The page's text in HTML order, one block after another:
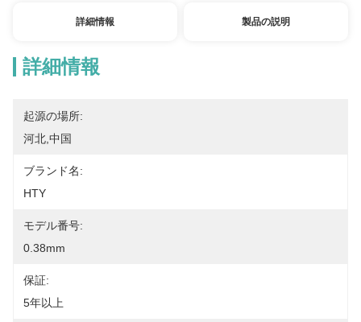
詳細情報 製品の説明
詳細情報
起源の場所:
河北,中国
ブランド名:
HTY
モデル番号:
0.38mm
保証:
5年以上